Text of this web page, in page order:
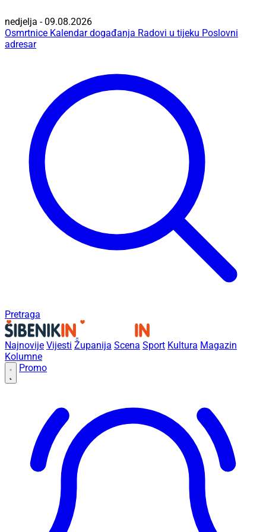
nedjelja - 09.08.2026
Osmrtnice Kalendar događanja Radovi u tijeku Poslovni
adresar
Pretraga
Najnovije Vijesti Županija Scena Sport Kultura Magazin
Kolumne
Promo